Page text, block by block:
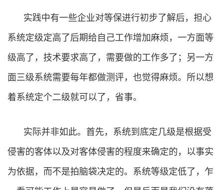
实践中有一些企业对等保进行初步了解后，担心
系统定级定高了后期给自己工作增加麻烦，一方面等
级高了，技术要求高了，需要做的工作多了；另一方
面三级系统需要每年都做测评，也觉得麻烦。所以想
着系统定个二级就可以了，省事。
实际并非如此。首先，系统到底定几级是根据受
侵害的客体以及对客体侵害的程度来确定的，以事实
为依据，而不是拍脑袋决定的。系统等级定低了，乍